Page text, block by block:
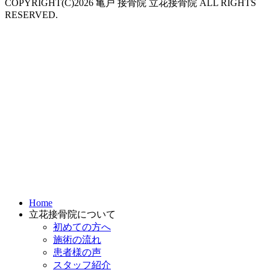
COPYRIGHT(C)2026 亀戸 接骨院 立花接骨院 ALL RIGHTS
RESERVED.
Home
立花接骨院について
初めての方へ
施術の流れ
患者様の声
スタッフ紹介